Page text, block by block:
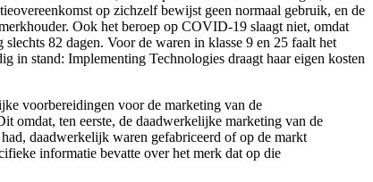
op zichzelf bewijst geen normaal gebruik, en de
Ook het beroep op COVID-19 slaagt niet, omdat
82 dagen. Voor de waren in klasse 9 en 25 faalt het
in stand: Implementing Technologies draagt haar eigen kosten
voorbereidingen voor de marketing van de
omdat, ten eerste, de daadwerkelijke marketing van de
daadwerkelijk waren gefabriceerd of op de markt
informatie bevatte over het merk dat op die